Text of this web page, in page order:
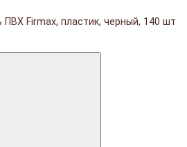
ПВХ Firmax, пластик, черный, 140 шт